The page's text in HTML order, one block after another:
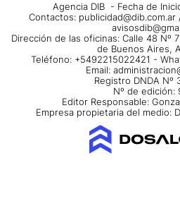
Agencia DIB - Fecha de
Contactos: publicidad@dib.com.ar
Dirección de las oficinas: Calle 48 Nº
de Buenos Aires,
Teléfono: +5492215022421 -
Email:
Registro DNDA Nº
Nº de edición:
Editor Responsable:
Empresa propietaria del medio: